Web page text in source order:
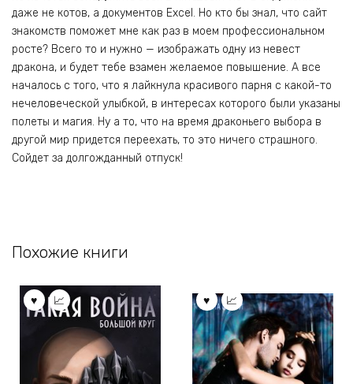
даже не котов, а документов Excel. Но кто бы знал, что сайт
знакомств поможет мне как раз в моем профессиональном
росте? Всего то и нужно — изображать одну из невест
дракона, и будет тебе взамен желаемое повышение. А все
началось с того, что я лайкнула красивого парня с какой-то
нечеловеческой улыбкой, в интересах которого были указаны
полеты и магия. Ну а то, что на время драконьего выбора в
другой мир придется переехать, то это ничего страшного.
Сойдет за долгожданный отпуск!
Похожие книги